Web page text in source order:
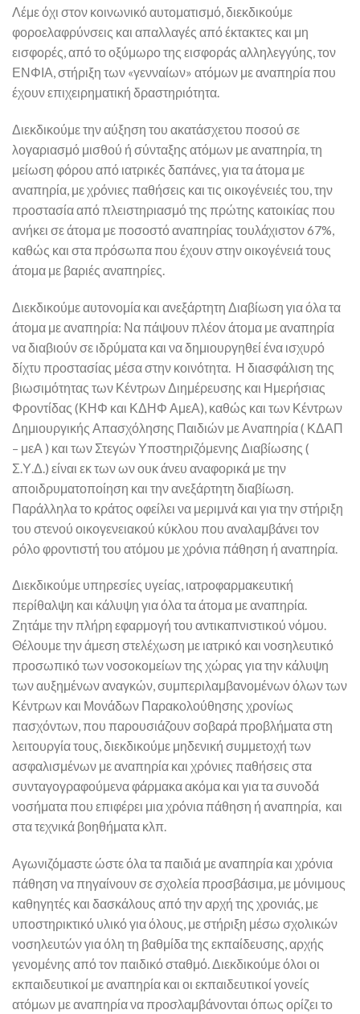
Λέμε όχι στον κοινωνικό αυτοματισμό, διεκδικούμε
φοροελαφρύνσεις και απαλλαγές από έκτακτες και μη
εισφορές, από το οξύμωρο της εισφοράς αλληλεγγύης, τον
ΕΝΦΙΑ, στήριξη των «γενναίων» ατόμων με αναπηρία που
έχουν επιχειρηματική δραστηριότητα.
Διεκδικούμε την αύξηση του ακατάσχετου ποσού σε
λογαριασμό μισθού ή σύνταξης ατόμων με αναπηρία, τη
μείωση φόρου από ιατρικές δαπάνες, για τα άτομα με
αναπηρία, με χρόνιες παθήσεις και τις οικογένειές του, την
προστασία από πλειστηριασμό της πρώτης κατοικίας που
ανήκει σε άτομα με ποσοστό αναπηρίας τουλάχιστον 67%,
καθώς και στα πρόσωπα που έχουν στην οικογένειά τους
άτομα με βαριές αναπηρίες.
Διεκδικούμε αυτονομία και ανεξάρτητη Διαβίωση για όλα τα
άτομα με αναπηρία: Να πάψουν πλέον άτομα με αναπηρία
να διαβιούν σε ιδρύματα και να δημιουργηθεί ένα ισχυρό
δίχτυ προστασίας μέσα στην κοινότητα. Η διασφάλιση της
βιωσιμότητας των Κέντρων Διημέρευσης και Ημερήσιας
Φροντίδας (ΚΗΦ και ΚΔΗΦ ΑμεΑ), καθώς και των Κέντρων
Δημιουργικής Απασχόλησης Παιδιών με Αναπηρία ( ΚΔΑΠ
– μεΑ ) και των Στεγών Υποστηριζόμενης Διαβίωσης (
Σ.Υ.Δ.) είναι εκ των ων ουκ άνευ αναφορικά με την
αποιδρυματοποίηση και την ανεξάρτητη διαβίωση.
Παράλληλα το κράτος οφείλει να μεριμνά και για την στήριξη
του στενού οικογενειακού κύκλου που αναλαμβάνει τον
ρόλο φροντιστή του ατόμου με χρόνια πάθηση ή αναπηρία.
Διεκδικούμε υπηρεσίες υγείας, ιατροφαρμακευτική
περίθαλψη και κάλυψη για όλα τα άτομα με αναπηρία.
Ζητάμε την πλήρη εφαρμογή του αντικαπνιστικού νόμου.
Θέλουμε την άμεση στελέχωση με ιατρικό και νοσηλευτικό
προσωπικό των νοσοκομείων της χώρας για την κάλυψη
των αυξημένων αναγκών, συμπεριλαμβανομένων όλων των
Κέντρων και Μονάδων Παρακολούθησης χρονίως
πασχόντων, που παρουσιάζουν σοβαρά προβλήματα στη
λειτουργία τους, διεκδικούμε μηδενική συμμετοχή των
ασφαλισμένων με αναπηρία και χρόνιες παθήσεις στα
συνταγογραφούμενα φάρμακα ακόμα και για τα συνοδά
νοσήματα που επιφέρει μια χρόνια πάθηση ή αναπηρία, και
στα τεχνικά βοηθήματα κλπ.
Αγωνιζόμαστε ώστε όλα τα παιδιά με αναπηρία και χρόνια
πάθηση να πηγαίνουν σε σχολεία προσβάσιμα, με μόνιμους
καθηγητές και δασκάλους από την αρχή της χρονιάς, με
υποστηρικτικό υλικό για όλους, με στήριξη μέσω σχολικών
νοσηλευτών για όλη τη βαθμίδα της εκπαίδευσης, αρχής
γενομένης από τον παιδικό σταθμό. Διεκδικούμε όλοι οι
εκπαιδευτικοί με αναπηρία και οι εκπαιδευτικοί γονείς
ατόμων με αναπηρία να προσλαμβάνονται όπως ορίζει το